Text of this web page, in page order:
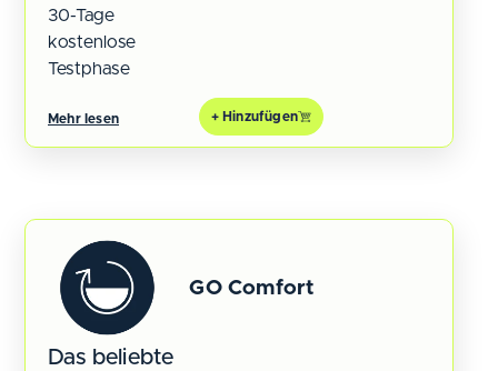
30-Tage
kostenlose
Testphase
Mehr lesen + Hinzufügen
GO Comfort
Das beliebte